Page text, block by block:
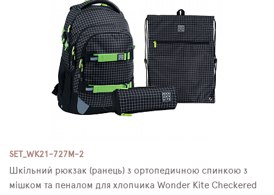
SET_WK21-727M-2
Шкільний рюкзак (ранець) з ортопедичною спинкою з
мішком та пеналом для хлопчика Wonder Kite Checkered